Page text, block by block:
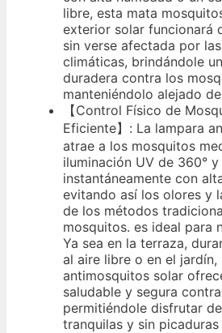
libre, esta mata
exterior solar funcionará
sin verse afectada por
climáticas, brindándole
duradera contra los
manteniéndolo alejado
【Control Físico de
Eficiente】: La lampara
atrae a los mosquitos
iluminación UV de 360°
instantáneamente con
evitando así los olores y
de los métodos
mosquitos. es ideal para
Ya sea en la terraza,
al aire libre o en el jardín,
antimosquitos solar
saludable y segura
permitiéndole disfrutar
tranquilas y sin picaduras